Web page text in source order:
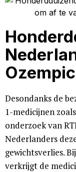
Desondanks de
1-medicijnen
onderzoek van
Nederlanders
gewichtsverlies.
verkrijgt de